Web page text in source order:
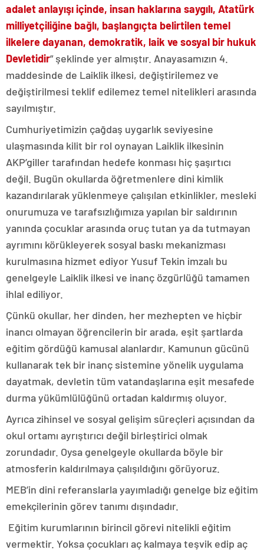
adalet anlayışı içinde, insan haklarına saygılı, Atatürk
milliyetçiliğine bağlı, başlangıçta belirtilen temel
ilkelere dayanan, demokratik, laik ve sosyal bir hukuk
Devletidir” şeklinde yer almıştır. Anayasamızın 4.
maddesinde de Laiklik ilkesi, değiştirilemez ve
değiştirilmesi teklif edilemez temel nitelikleri arasında
sayılmıştır.
Cumhuriyetimizin çağdaş uygarlık seviyesine
ulaşmasında kilit bir rol oynayan Laiklik ilkesinin
AKP’giller tarafından hedefe konması hiç şaşırtıcı
değil. Bugün okullarda öğretmenlere dini kimlik
kazandırılarak yüklenmeye çalışılan etkinlikler, mesleki
onurumuza ve tarafsızlığımıza yapılan bir saldırının
yanında çocuklar arasında oruç tutan ya da tutmayan
ayrımını körükleyerek sosyal baskı mekanizması
kurulmasına hizmet ediyor Yusuf Tekin imzalı bu
genelgeyle Laiklik ilkesi ve inanç özgürlüğü tamamen
ihlal ediliyor.
Çünkü okullar, her dinden, her mezhepten ve hiçbir
inancı olmayan öğrencilerin bir arada, eşit şartlarda
eğitim gördüğü kamusal alanlardır. Kamunun gücünü
kullanarak tek bir inanç sistemine yönelik uygulama
dayatmak, devletin tüm vatandaşlarına eşit mesafede
durma yükümlülüğünü ortadan kaldırmış oluyor.
Ayrıca zihinsel ve sosyal gelişim süreçleri açısından da
okul ortamı ayrıştırıcı değil birleştirici olmak
zorundadır. Oysa genelgeyle okullarda böyle bir
atmosferin kaldırılmaya çalışıldığını görüyoruz.
MEB’in dini referanslarla yayımladığı genelge biz eğitim
emekçilerinin görev tanımı dışındadır.
Eğitim kurumlarının birincil görevi nitelikli eğitim
vermektir. ​Yoksa çocukları aç kalmaya teşvik edip aç